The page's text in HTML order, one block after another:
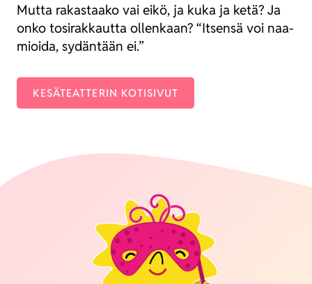
Mut­ta rakas­taa­ko vai eikö, ja kuka ja ketä? Ja
onko tosi­rak­kaut­ta ollen­kaan? “Itsen­sä voi naa­
mioi­da, sydän­tään ei.”
KESÄ­TEAT­TE­RIN KOTI­SI­VUT